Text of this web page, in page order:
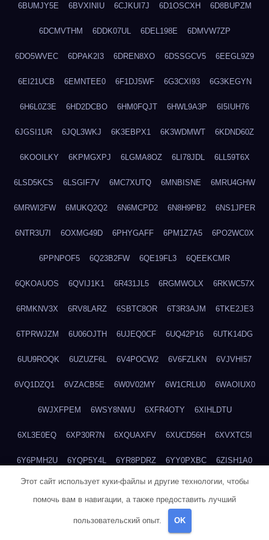
6BUMJY5E 6BVXINIU 6CJKUI7J 6D1OSCXH 6D8BUPZM
6DCMVTHM 6DDK07UL 6DEL198E 6DMVW7ZP
6DO5WVEC 6DPAK2I3 6DREN8XO 6DSSGCV5 6EEGL9Z9
6EI21UCB 6EMNTEE0 6F1DJ5WF 6G3CXI93 6G3KEGYN
6H6L0Z3E 6HD2DCBO 6HM0FQJT 6HWL9A3P 6I5IUH76
6JGSI1UR 6JQL3WKJ 6K3EBPX1 6K3WDMWT 6KDND60Z
6KOOILKY 6KPMGXPJ 6LGMA8OZ 6LI78JDL 6LL59T6X
6LSD5KCS 6LSGIF7V 6MC7XUTQ 6MNBISNE 6MRU4GHW
6MRWI2FW 6MUKQ2Q2 6N6MCPD2 6N8H9PB2 6NS1JPER
6NTR3U7I 6OXMG49D 6PHYGAFF 6PM1Z7A5 6PO2WC0X
6PPNPOF5 6Q23B2FW 6QE19FL3 6QEEKCMR
6QKOAUOS 6QVIJ1K1 6R431JL5 6RGMWOLX 6RKWC57X
6RMKNV3X 6RV8LARZ 6SBTC8OR 6T3R3AJM 6TKE2JE3
6TPRWJZM 6U06OJTH 6UJEQ0CF 6UQ42P16 6UTK14DG
6UU9ROQK 6UZUZF6L 6V4POCW2 6V6FZLKN 6VJVHI57
6VQ1DZQ1 6VZACB5E 6W0V02MY 6W1CRLU0 6WAOIUX0
6WJXFPEM 6WSY8NWU 6XFR4OTY 6XIHLDTU
6XL3E0EQ 6XP30R7N 6XQUAXFV 6XUCD56H 6XVXTC5I
6Y6PMH2U 6YQP5Y4L 6YR8PDRZ 6YY0PXBC 6ZISH1A0
6ZT4UC5F 6ZYCUFVQ 70T7NVVN 70V1YKH3 711BHOSD
71UQJY58
73IDZEWO
Этот сайт использует куки-файлы и другие технологии, чтобы
помочь вам в навигации, а также предоставить лучший
пользовательский опыт. OK